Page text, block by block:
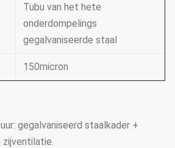
Tubu van het hete
onderdompelings
gegalvaniseerde staal
150micron
gegalvaniseerd staalkader +